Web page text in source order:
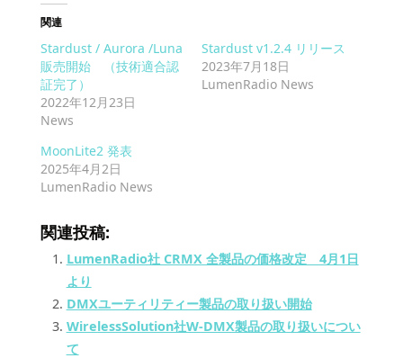
関連
Stardust / Aurora /Luna
販売開始 （技術適合認
証完了）
2022年12月23日
News
Stardust v1.2.4 リリース
2023年7月18日
LumenRadio News
MoonLite2 発表
2025年4月2日
LumenRadio News
関連投稿:
LumenRadio社 CRMX 全製品の価格改定 4月1日
より
DMXユーティリティー製品の取り扱い開始
WirelessSolution社W-DMX製品の取り扱いについ
て